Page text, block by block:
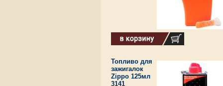
Топливо для
зажигалок
Zippo 125мл
3141